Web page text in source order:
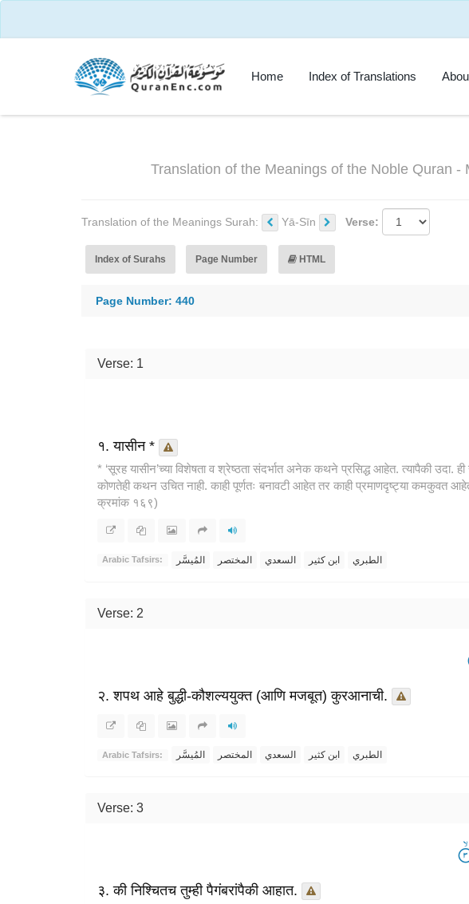
Home Index of Translations
Translation of the Meanings of the Noble Quran
Translation of the Meanings Surah: Yā-Sīn Verse:
Index of Surahs Page Number HTML
Page Number: 440
Verse: 1
१. यासीन *
* ‘सूरह यासीन’च्या विशेषता व श्रेष्ठता संदर्भात अनेक कथने प्रसिद्ध आहेत. त्यापैकी
कोणतेही कथन उचित नाही. काही पूर्णतः बनावटी आहेत तर काही प्रमाणदृष्ट्या कमकुवत
क्रमांक १६९)
Arabic Tafsirs: المُيسَّر المختصر السعدي ابن كثير الطبري
Verse: 2
२. शपथ आहे बुद्धी-कौशल्ययुक्त (आणि मजबूत) कुरआनाची.
Arabic Tafsirs: المُيسَّر المختصر السعدي ابن كثير الطبري
Verse: 3
३. की निश्चितच तुम्ही पैगंबरांपैकी आहात.